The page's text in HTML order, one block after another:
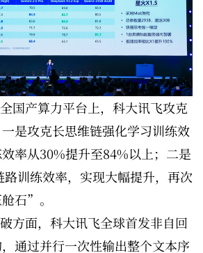
国产算力平台上，科大讯飞攻克
是攻克长思维链强化学习训练效
率从30%提升至84%以上；二是
训练效率，实现大幅提升，再次
石”。
方面，科大讯飞全球首发非自回
通过并行一次性输出整个文本序